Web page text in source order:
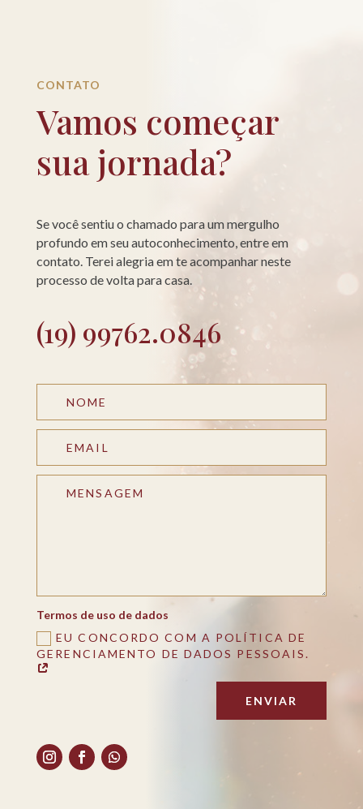
CONTATO
Vamos começar
sua jornada?
Se você sentiu o chamado para um mergulho
profundo em seu autoconhecimento, entre em
contato. Terei alegria em te acompanhar neste
processo de volta para casa.
(19) 99762.0846
Termos de uso de dados
EU CONCORDO COM A POLÍTICA DE
GERENCIAMENTO DE DADOS PESSOAIS.
ENVIAR